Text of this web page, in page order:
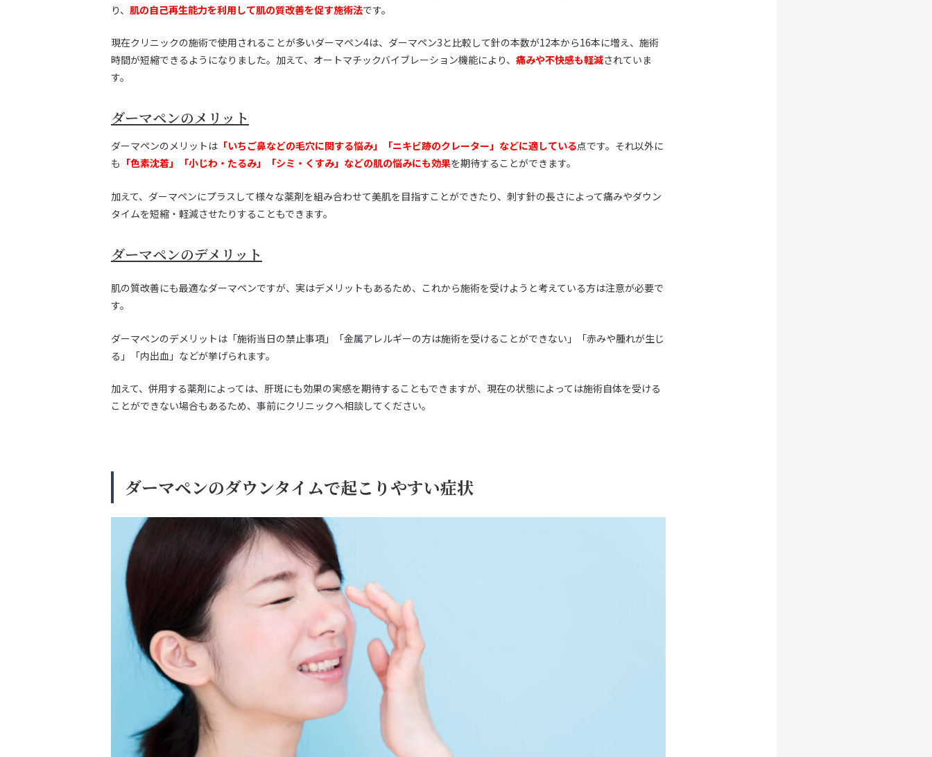
り、 肌の自己再生能力を利用して肌の質改善を促す施術法です。
現在クリニックの施術で使用されることが多いダーマペン4は、ダーマペン3と比較して針の本数が12本から16本に増え、施術
時間が短縮できるようになりました。加えて、オートマチックバイブレーション機能により、 痛みや不快感も軽減されていま
す。
ダーマペンのメリット
ダーマペンのメリットは 「いちご鼻などの毛穴に関する悩み」「ニキビ跡のクレーター」などに適している点です。それ以外に
も 「色素沈着」「小じわ・たるみ」「シミ・くすみ」などの肌の悩みにも効果を期待することができます。
加えて、ダーマペンにプラスして様々な薬剤を組み合わせて美肌を目指すことができたり、刺す針の長さによって痛みやダウン
タイムを短縮・軽減させたりすることもできます。
ダーマペンのデメリット
肌の質改善にも最適なダーマペンですが、実はデメリットもあるため、これから施術を受けようと考えている方は注意が必要で
す。
ダーマペンのデメリットは「施術当日の禁止事項」「金属アレルギーの方は施術を受けることができない」「赤みや腫れが生じ
る」「内出血」などが挙げられます。
加えて、併用する薬剤によっては、肝斑にも効果の実感を期待することもできますが、現在の状態によっては施術自体を受ける
ことができない場合もあるため、事前にクリニックへ相談してください。
ダーマペンのダウンタイムで起こりやすい症状